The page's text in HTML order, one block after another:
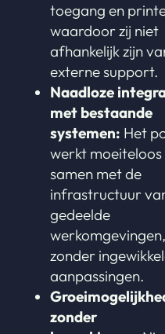
toegang en
waardoor zij niet
afhankelijk zijn
externe support.
Naadloze
met bestaande
systemen: Het
werkt moeiteloos
samen met de
infrastructuur
gedeelde
werkomgevingen,
zonder
aanpassingen.
zonder